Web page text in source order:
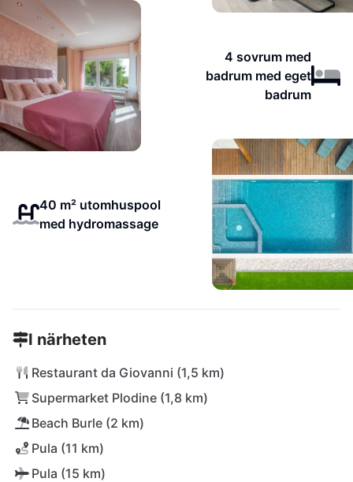
4 sovrum med
badrum med eget
badrum
40 m² utomhuspool
med hydromassage
I närheten
Restaurant da Giovanni (1,5 km)
Supermarket Plodine (1,8 km)
Beach Burle (2 km)
Pula (11 km)
Pula (15 km)